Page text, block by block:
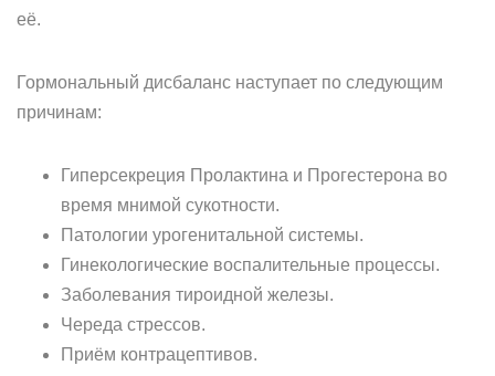
её.
Гормональный дисбаланс наступает по следующим
причинам:
Гиперсекреция Пролактина и Прогестерона во
время мнимой сукотности.
Патологии урогенитальной системы.
Гинекологические воспалительные процессы.
Заболевания тироидной железы.
Череда стрессов.
Приём контрацептивов.